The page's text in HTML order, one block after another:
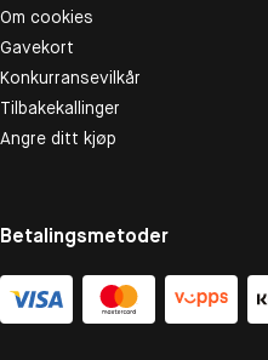
Om cookies
Gavekort
Konkurransevilkår
Tilbakekallinger
Angre ditt kjøp
Betalingsmetoder